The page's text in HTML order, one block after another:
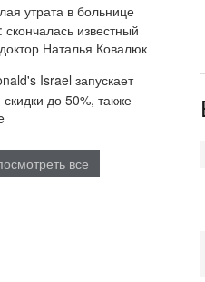
утрата в больнице
известный
Наталья Ковалюк
Israel запускает
скидки до 50%, также
все